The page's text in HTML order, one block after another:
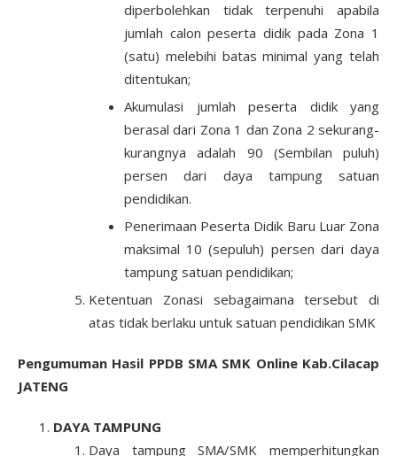
diperbolehkan tidak terpenuhi apabila
jumlah calon peserta didik pada Zona 1
(satu) melebihi batas minimal yang telah
ditentukan;
Akumulasi jumlah peserta didik yang
berasal dari Zona 1 dan Zona 2 sekurang-
kurangnya adalah 90 (Sembilan puluh)
persen dari daya tampung satuan
pendidikan.
Penerimaan Peserta Didik Baru Luar Zona
maksimal 10 (sepuluh) persen dari daya
tampung satuan pendidikan;
Ketentuan Zonasi sebagaimana tersebut di
atas tidak berlaku untuk satuan pendidikan SMK
Pengumuman Hasil PPDB SMA SMK Online Kab.Cilacap
JATENG
DAYA TAMPUNG
Daya tampung SMA/SMK memperhitungkan